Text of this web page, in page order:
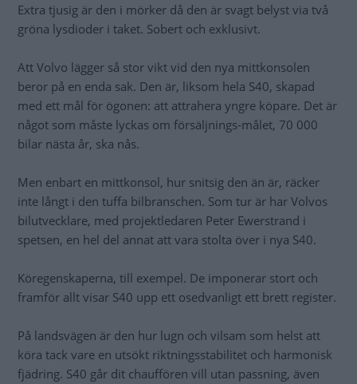
Extra tjusig är den i mörker då den är svagt belyst via två
gröna lysdioder i taket. Sobert och exklusivt.
Att Volvo lägger så stor vikt vid den nya mittkonsolen
beror på en enda sak. Den är, liksom hela S40, skapad
med ett mål för ögonen: att attrahera yngre köpare. Det är
något som måste lyckas om försäljnings-målet, 70 000
bilar nästa år, ska nås.
Men enbart en mittkonsol, hur snitsig den än är, räcker
inte långt i den tuffa bilbranschen. Som tur är har Volvos
bilutvecklare, med projektledaren Peter Ewerstrand i
spetsen, en hel del annat att vara stolta över i nya S40.
Köregenskaperna, till exempel. De imponerar stort och
framför allt visar S40 upp ett osedvanligt ett brett register.
På landsvägen är den hur lugn och vilsam som helst att
köra tack vare en utsökt riktningsstabilitet och harmonisk
fjädring. S40 går dit chauffören vill utan passning, även